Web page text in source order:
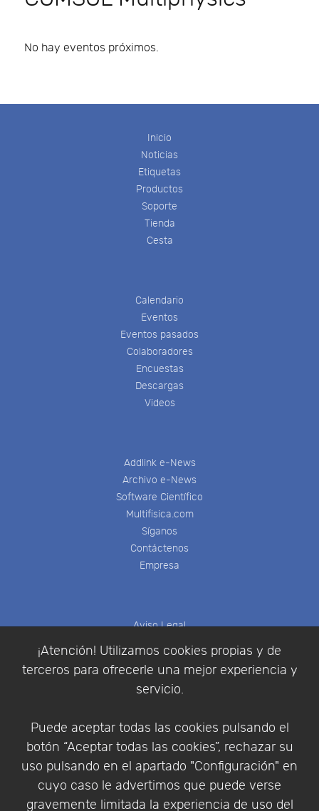
¡Atención! Utilizamos cookies propias y de
terceros para ofrecerle una mejor experiencia y
servicio.
Puede aceptar todas las cookies pulsando el
botón “Aceptar todas las cookies”, rechazar su
uso pulsando en el apartado "Configuración" en
cuyo caso le advertimos que puede verse
gravemente limitada la experiencia de uso del
No hay eventos próximos.
Inicio
Noticias
Etiquetas
Productos
Soporte
Tienda
Cesta
Calendario
Eventos
Eventos pasados
Colaboradores
Encuestas
Descargas
Videos
Addlink e-News
Archivo e-News
Software Científico
Multifisica.com
Síganos
Contáctenos
Empresa
Aviso Legal
Condiciones de compra
Identificarse
Empresa|Aviso Legal| Política de Privacidad |